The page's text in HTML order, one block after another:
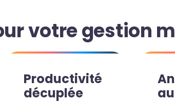
votre gestion
Productivité
décuplée